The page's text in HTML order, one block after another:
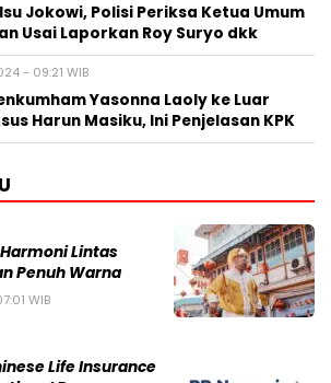
Jokowi, Polisi Periksa Ketua Umum
Usai Laporkan Roy Suryo dkk
- 09:21 WIB
Yasonna Laoly ke Luar
Harun Masiku, Ini Penjelasan KPK
Lintas
Penuh Warna
WIB
Life Insurance